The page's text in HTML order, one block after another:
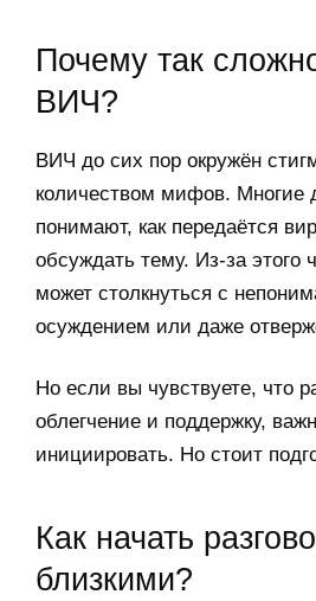
Почему так
ВИЧ?
ВИЧ до сих пор окружён
количеством мифов. Многие
понимают, как передаётся
обсуждать тему. Из-за этого
может столкнуться с
осуждением или даже
Но если вы чувствуете, что
облегчение и поддержку,
инициировать. Но стоит
Как начать
близкими?